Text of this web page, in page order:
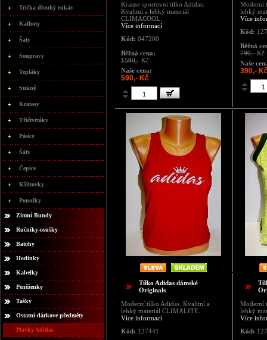
Trička dlouhý rukáv
Kalhoty
Šaty
Soupravy
Tepláky
Sukně
Kratasy
Třičtvrtáky
Pásky
Šály
Čepice
Kšiltovky
Ponožky
Zimní Bundy
Ručníky-osušky
Batohy
Hodinky
Kabelky
Peněženky
Tašky
Ostatní-dárkove předměty
Plavky Adidas
Krasne sportovni tílko Adidas.
Kvalitní a lehký materiál
CLIMACOOL.
Více informací
Kód: 047200
Běžná cena:
1590,- Kč
Naše cena:
590,- Kč
Moderní
lehký
Více
Kód:
Běžná
790,- Kč
Naše
390,-
Tílko Adidas dámské
Originals
Moderní tílko Adidas. Kvalitní a
lehký materiál CLIMALITE.
Více informací
Kód: 127441
Moderní
lehký
Více
Kód: